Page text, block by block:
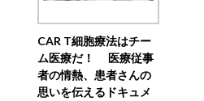
CAR T細胞療法はチー
ム医療だ！ 医療従事
者の情熱、患者さんの
思いを伝えるドキュメ